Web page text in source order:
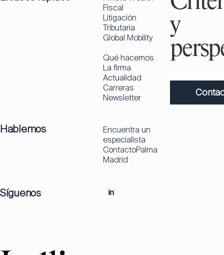
Fiscal
Litigación
Tributaria
Global Mobility
Qué hacemos
La firma
Actualidad
Carreras
Newsletter
Hablemos
Encuentra un
especialista
ContactoPalma
Madrid
Síguenos in
y